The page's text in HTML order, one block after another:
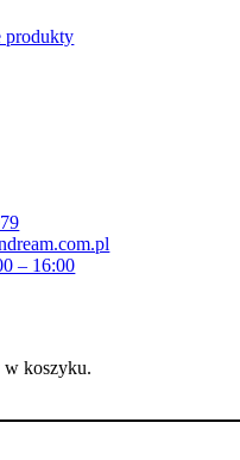
produkty
– 16:00
koszyku.